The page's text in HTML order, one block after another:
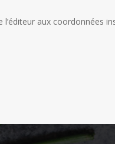
aux coordonnées